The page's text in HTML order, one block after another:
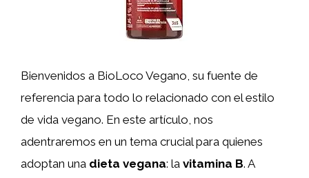
Bienvenidos a BioLoco Vegano, su fuente de
referencia para todo lo relacionado con el estilo
de vida vegano. En este artículo, nos
adentraremos en un tema crucial para quienes
adoptan una dieta vegana: la vitamina B. A